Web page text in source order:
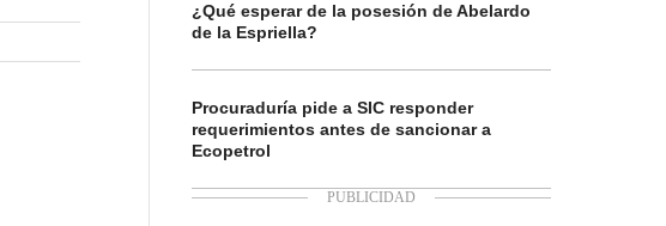
¿Qué esperar de la posesión de Abelardo
de la Espriella?
Procuraduría pide a SIC responder
requerimientos antes de sancionar a
Ecopetrol